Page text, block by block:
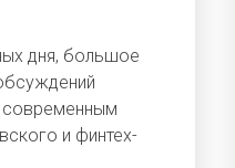
дня, большое
современным
и финтех-